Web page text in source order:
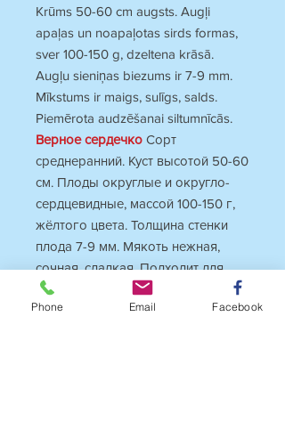
Krūms 50-60 cm augsts. Augļi
apaļas un noapaļotas sirds formas,
sver 100-150 g, dzeltena krāsā.
Augļu sieniņas biezums ir 7-9 mm.
Mīkstums ir maigs, sulīgs, salds.
Piemērota audzēšanai siltumnīcās.
Верное сердечко Сорт
среднеранний. Куст высотой 50-60
см. Плоды округлые и округло-
сердцевидные, массой 100-150 г,
жёлтого цвета. Толщина стенки
плода 7-9 мм. Мякоть нежная,
сочная, сладкая. Подходит для
выращивания в теплицах.
Phone Email Facebook